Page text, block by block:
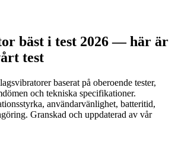
bäst i test 2026 — här är
test
baserat på oberoende tester,
och tekniska specifikationer.
användarvänlighet, batteritid,
Granskad och uppdaterad av vår